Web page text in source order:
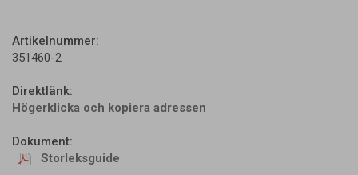
Artikelnummer:
351460-2
Direktlänk:
Högerklicka och kopiera adressen
Dokument:
Storleksguide